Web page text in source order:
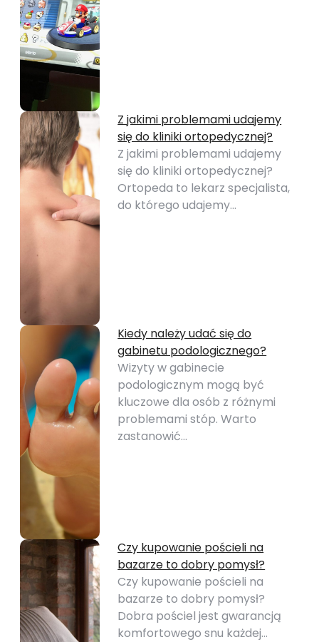
Z jakimi problemami udajemy
się do kliniki ortopedycznej?
Z jakimi problemami udajemy
się do kliniki ortopedycznej?
Ortopeda to lekarz specjalista,
do którego udajemy…
Kiedy należy udać się do
gabinetu podologicznego?
Wizyty w gabinecie
podologicznym mogą być
kluczowe dla osób z różnymi
problemami stóp. Warto
zastanowić…
Czy kupowanie pościeli na
bazarze to dobry pomysł?
Czy kupowanie pościeli na
bazarze to dobry pomysł?
Dobra pościel jest gwarancją
komfortowego snu każdej…